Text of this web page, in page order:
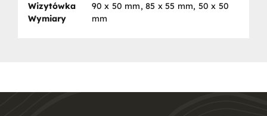
Wizytówka
Wymiary
90 x 50 mm, 85 x 55 mm, 50 x 50
mm